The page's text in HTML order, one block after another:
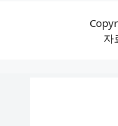
자